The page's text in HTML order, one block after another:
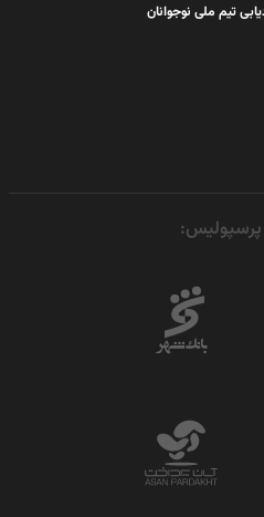
تیم ملی نوجوانان
پرسپولیس: